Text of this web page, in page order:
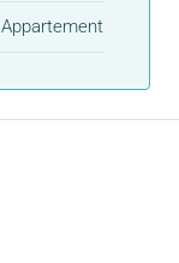
Appartement